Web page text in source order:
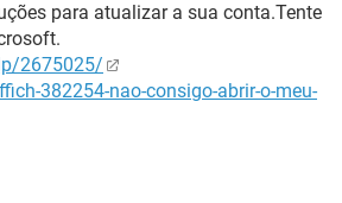
para atualizar a sua conta.Tente
2675025/
382254-nao-consigo-abrir-o-meu-